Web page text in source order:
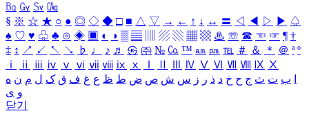
㏃ ㏉ ㏜ ㏆
§ ※ ☆ ★ ○ ● ◎ ◇ ◆ □ ■ △ ▽ → ← ↑ ↓ ↔ 〓 ◁ ◀ ▷ ▶ ♤
♠ ♡ ♥ ♧ ♣ ⊙ ◈ ▣ ◐ ◑ ▒ ▤ ▨ ▧ ▦ ▩ ♨ ☏ ☎ ☜ ☞ ¶ †
‡ ↕ ↗ ↙ ↖ ↘ ♭ ♩ ♪ ♬ ㉿ ㈜ № ㏇ ™ ㏂ ㏘ ℡ ＃ ＆ ＊ ＠ ª º
ⅰ
ⅱ ⅲ ⅳ ⅴ ⅵ ⅶ ⅷ ⅸ ⅹ Ⅳ Ⅴ Ⅵ Ⅶ Ⅷ Ⅸ Ⅹ
ب ت ث ج ح خ د ذ ر ز س ش ص ض ط ظ ع غ ف ق ک ل م ن ه
و ی
닫기